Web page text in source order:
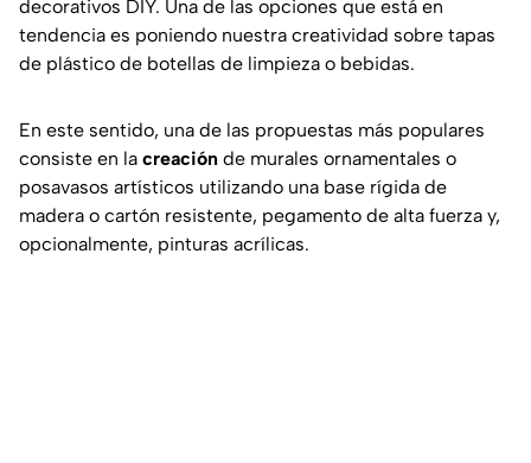
decorativos DIY. Una de las opciones que está en
tendencia es poniendo nuestra creatividad sobre tapas
de plástico de botellas de limpieza o bebidas.
En este sentido, una de las propuestas más populares
consiste en la creación de murales ornamentales o
posavasos artísticos utilizando una base rígida de
madera o cartón resistente, pegamento de alta fuerza y,
opcionalmente, pinturas acrílicas.